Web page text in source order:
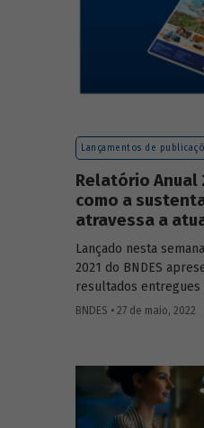
Lançamentos de
Relatório Anual
como a
atravessa a
Lançado nesta
2021 do BNDES
resultados entregues
como a atuação do
BNDES • 27 de maio, 2022